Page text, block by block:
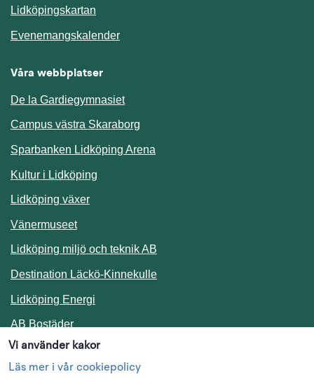
Vi använder kakor
Läs mer i vår cookiepolicy
Lidköpingskartan
EvenemangskalenderLänk till annan webbplats.
Våra webbplatser
De la Gardiegymnasiet
Campus västra Skaraborg
Sparbanken Lidköping Arena
Kultur i Lidköping
Lidköping växer
Vänermuseet
Lidköping miljö och teknik AB
Destination Läckö-KinnekulleLänk till annan webbplats.
Lidköping Energi
AB BostäderLänk till annan webbplats.
Följ oss i sociala medier